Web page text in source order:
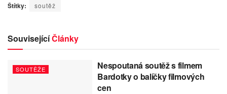
Štítky: soutěž
SouvisejícíČlánky
SOUTĚŽE
Nespoutaná soutěž s filmem
Bardotky o balíčky filmových
cen